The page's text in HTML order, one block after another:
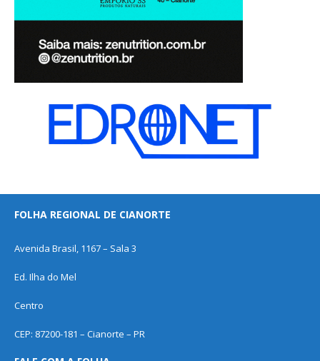
FOLHA REGIONAL DE CIANORTE
Avenida Brasil, 1167 – Sala 3
Ed. Ilha do Mel
Centro
CEP: 87200-181 – Cianorte – PR